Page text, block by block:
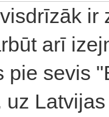
arī
pie sevis
uz